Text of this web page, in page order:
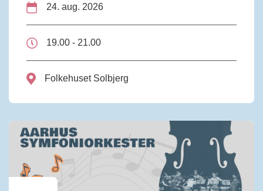
24. aug. 2026
19.00 - 21.00
Folkehuset Solbjerg